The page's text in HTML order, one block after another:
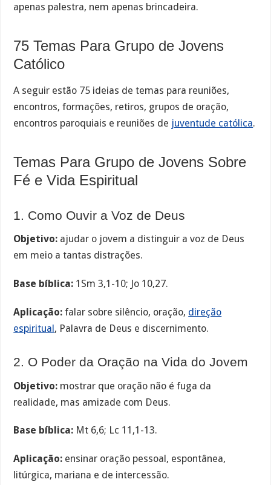
apenas palestra, nem apenas brincadeira.
75 Temas Para Grupo de Jovens
Católico
A seguir estão 75 ideias de temas para reuniões,
encontros, formações, retiros, grupos de oração,
encontros paroquiais e reuniões de juventude católica.
Temas Para Grupo de Jovens Sobre
Fé e Vida Espiritual
1. Como Ouvir a Voz de Deus
Objetivo: ajudar o jovem a distinguir a voz de Deus
em meio a tantas distrações.
Base bíblica: 1Sm 3,1-10; Jo 10,27.
Aplicação: falar sobre silêncio, oração, direção
espiritual, Palavra de Deus e discernimento.
2. O Poder da Oração na Vida do Jovem
Objetivo: mostrar que oração não é fuga da
realidade, mas amizade com Deus.
Base bíblica: Mt 6,6; Lc 11,1-13.
Aplicação: ensinar oração pessoal, espontânea,
litúrgica, mariana e de intercessão.